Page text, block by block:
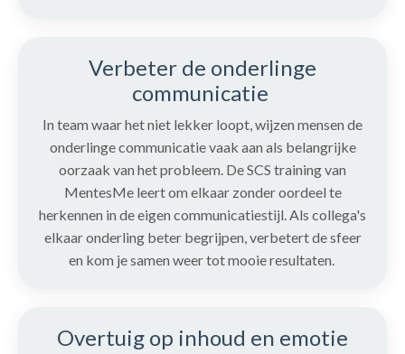
Verbeter de onderlinge
communicatie
In team waar het niet lekker loopt, wijzen mensen de
onderlinge communicatie vaak aan als belangrijke
oorzaak van het probleem. De SCS training van
MentesMe leert om elkaar zonder oordeel te
herkennen in de eigen communicatiestijl. Als collega's
elkaar onderling beter begrijpen, verbetert de sfeer
en kom je samen weer tot mooie resultaten.
Overtuig op inhoud en emotie